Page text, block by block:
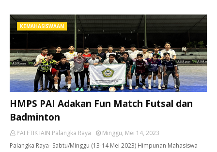
KEMAHASISWAAN
HMPS PAI Adakan Fun Match Futsal dan
Badminton
PAI FTIK IAIN Palangka Raya
Minggu, Mei 14, 2023
Palangka Raya- Sabtu/Minggu (13-14 Mei 2023) Himpunan Mahasiswa